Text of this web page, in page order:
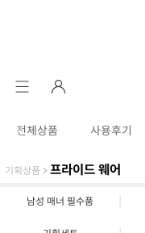
전체상품 사용후기
기획상품 > 프라이드 웨어
남성 매너 필수품